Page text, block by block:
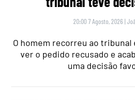
20:00 7 Agosto, 2026 |
O homem recorreu ao tribunal
ver o pedido recusado e
uma decisão